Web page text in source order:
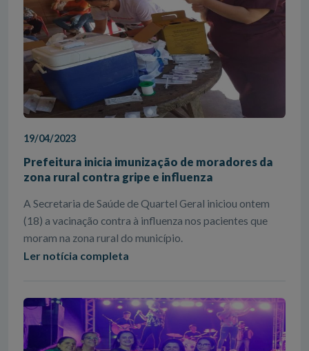
19/04/2023
Prefeitura inicia imunização de moradores da
zona rural contra gripe e influenza
A Secretaria de Saúde de Quartel Geral iniciou ontem
(18) a vacinação contra à influenza nos pacientes que
moram na zona rural do município.
Ler notícia completa